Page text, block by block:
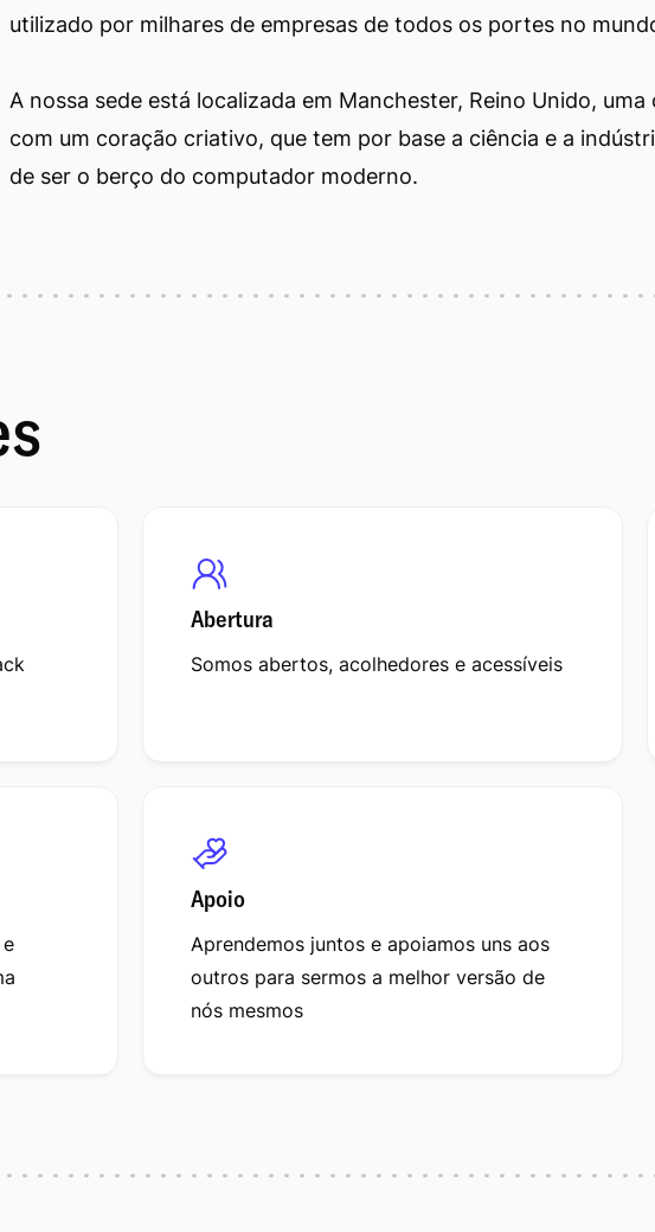
utilizado por milhares de empresas de todos os portes no
A nossa sede está localizada em Manchester, Reino Unido, uma
com um coração criativo, que tem por base a ciência e a
de ser o berço do computador moderno.
Abertura
Somos abertos, acolhedores e acessíveis
Apoio
Aprendemos juntos e apoiamos uns aos
outros para sermos a melhor versão de
nós mesmos